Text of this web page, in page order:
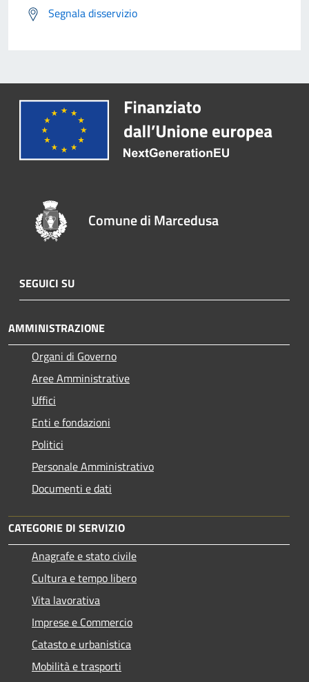
Segnala disservizio
Comune di Marcedusa
SEGUICI SU
AMMINISTRAZIONE
Organi di Governo
Aree Amministrative
Uffici
Enti e fondazioni
Politici
Personale Amministrativo
Documenti e dati
CATEGORIE DI SERVIZIO
Anagrafe e stato civile
Cultura e tempo libero
Vita lavorativa
Imprese e Commercio
Catasto e urbanistica
Mobilità e trasporti